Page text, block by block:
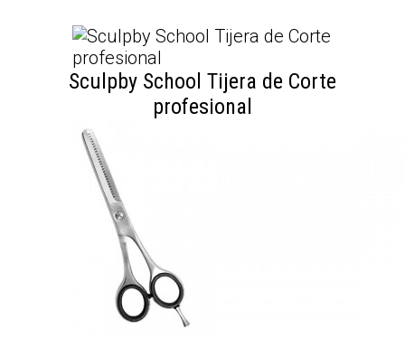
Suscríbete a nuestro
¿Quieres recibir información sobre nuestras
ofertas, promociones y lanzamiento de nuevos
Introduce aquí tu dirección de e-mail y te
mantendremos informado/a.
Una forma fácil y cómoda de estar al día de
Sculpby School Tijera de Corte
profesional